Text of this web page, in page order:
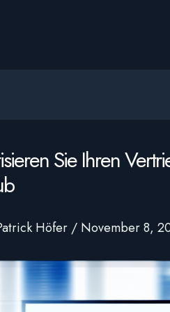
Sie Ihren
Höfer / November 8,